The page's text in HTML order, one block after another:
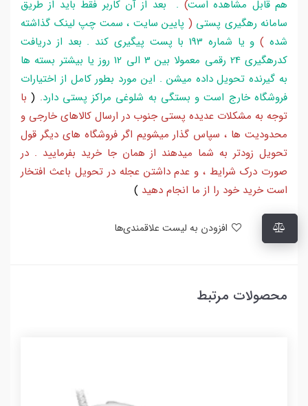
هم قابل مشاهده است) . بعد از آن کاربر فقط باید از طریق
سامانه رهگیری پستی ( پایین سایت ، سمت چپ لینک گذاشته
شده )
و یا شماره 193 با پست پیگیری کند . بعد از دریافت
کدرهگیری 24 رقمی معمولا بین 3 الی 12 روز یا بیشتر بسته ها
به گیرنده تحویل داده میشن . این مورد بطور کامل از اختیارات
فروشگاه خارج است و بستگی به شلوغی مراکز پستی دارد.
(با
توجه به مشکلات عدیده پستی جنوب در ارسال کالاهای خارجی و
محدودیت ها ، سپاس گذار میشویم اگر فروشگاه های دیگر قول
تحویل زودتر به شما میدهند از همان جا خرید بفرمایید . در
صورت درک شرایط ، و عدم داشتن عجله در تحویل باعث افتخار
است خرید خود را از ما انجام دهید )
محصولات مرتبط